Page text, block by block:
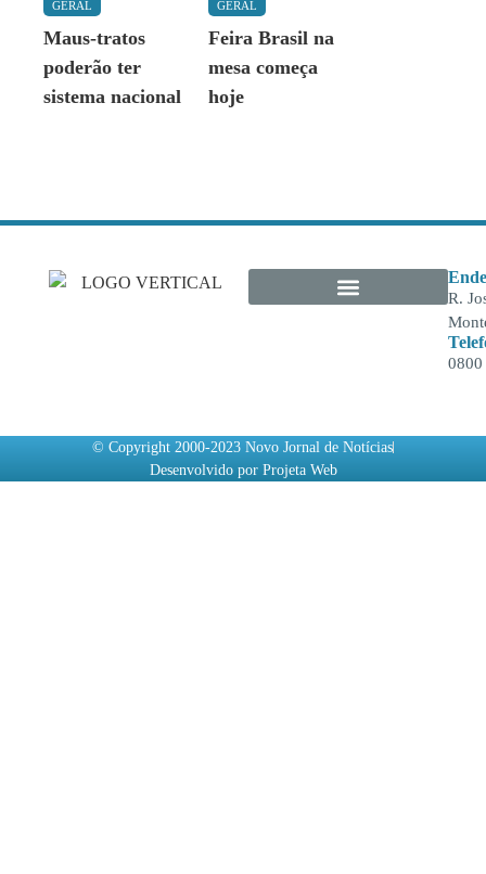
GERAL
Maus-tratos
poderão ter
sistema nacional
GERAL
Feira Brasil na
mesa começa
hoje
R.
0800
© Copyright 2000-2023 Novo Jornal de Notícias
Desenvolvido por Projeta Web